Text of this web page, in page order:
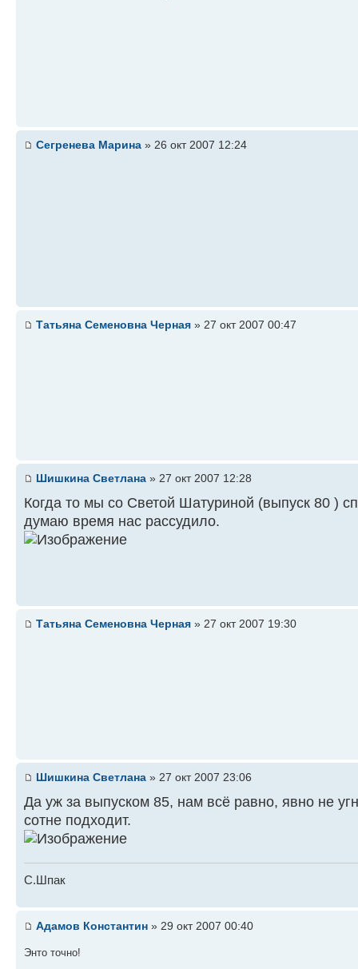
Сегренева Марина » 26 окт 2007 12:24
Татьяна Семеновна Черная » 27 окт 2007 00:47
Шишкина Светлана » 27 окт 2007 12:28
Когда то мы со Светой Шатуриной (выпуск 80 )
думаю время нас рассудило.
Татьяна Семеновна Черная » 27 окт 2007 19:30
Шишкина Светлана » 27 окт 2007 23:06
Да уж за выпуском 85, нам всё равно, явно не
сотне подходит.
С.Шпак
Адамов Константин » 29 окт 2007 00:40
Энто точно!